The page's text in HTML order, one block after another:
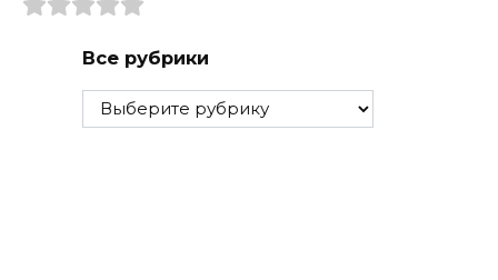
Все рубрики
Все
рубрики